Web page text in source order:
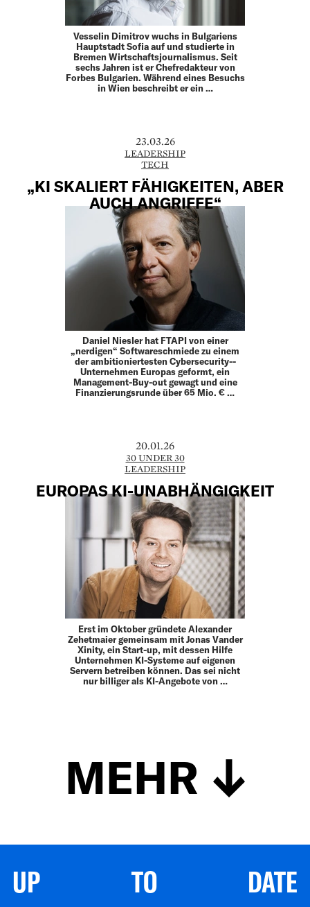
Vesselin Dimitrov wuchs in Bulgariens
Hauptstadt Sofia auf und studierte in
Bremen Wirtschaftsjournalismus. Seit
sechs Jahren ist er Chefredakteur von
Forbes Bulgarien. Während eines Besuchs
in Wien beschreibt er ein …
23.03.26
LEADERSHIP
TECH
„KI SKALIERT FÄHIGKEITEN, ABER
AUCH ANGRIFFE“
Daniel Niesler hat FTAPI von einer
„nerdigen“ Softwareschmiede zu einem
der ambitioniertesten Cybersecurity-­
Unternehmen Europas geformt, ein
Management-Buy-out gewagt und eine
Finanzierungsrunde über 65 Mio. € …
20.01.26
30 UNDER 30
LEADERSHIP
EUROPAS KI-UNABHÄNGIGKEIT
Erst im Oktober gründete Alexander
Zehetmaier gemeinsam mit Jonas Vander
Xinity, ein Start-up, mit dessen Hilfe
Unternehmen KI-Systeme auf eigenen
Servern betreiben können. Das sei nicht
nur billiger als KI-Angebote von …
MEHR
UP TO DATE